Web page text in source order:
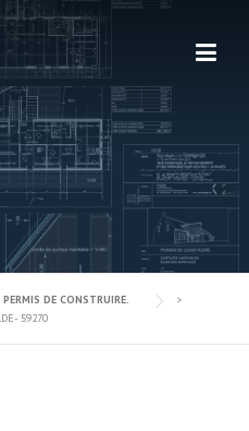
PERMIS DE CONSTRUIRE.
>
59270